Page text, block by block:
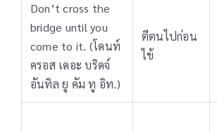
Don’t cross the
bridge until you
come to it. (โดนท์
ครอส เดอะ บริดจ์
อันทิล ยู คัม ทู อิท.)
ตีตนไปก่อน
ไข้